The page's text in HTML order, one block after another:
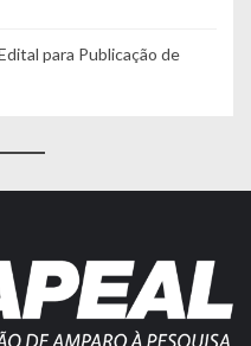
para Publicação de